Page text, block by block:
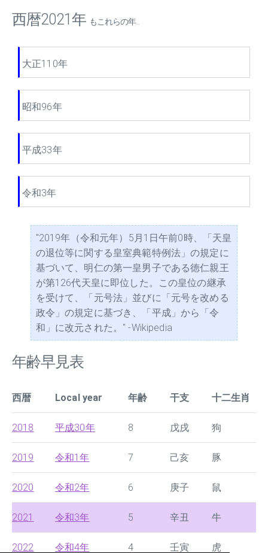
西暦2021年 もこれらの年...
大正110年
昭和96年
平成33年
令和3年
"2019年（令和元年）5月1日午前0時、「天皇
の退位等に関する皇室典範特例法」の規定に
基づいて、明仁の第一皇男子である徳仁親王
が第126代天皇に即位した。この皇位の継承
を受けて、「元号法」並びに「元号を改める
政令」の規定に基づき、「平成」から「令
和」に改元された。" -Wikipedia
年齢早見表
西暦 Local year 年齢 干支 十二生肖
2018 平成30年 8 戊戌 狗
2019 令和1年 7 己亥 豚
2020 令和2年 6 庚子 鼠
2021 令和3年 5 辛丑 牛
2022 令和4年 4 壬寅 虎